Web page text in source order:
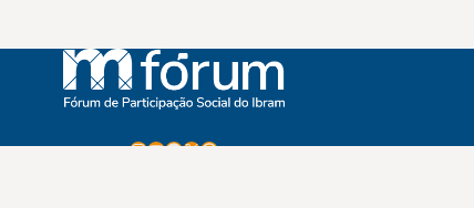
Instagram
Youtube
Facebook
X WhatsApp